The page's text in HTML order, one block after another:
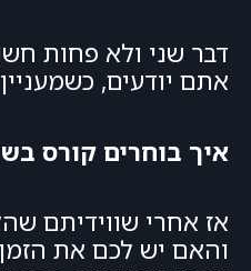
דבר שני ולא פחות
אתם יודעים,
איך בוחרים קורס
אז אחרי שווידיתם
והאם יש לכם את